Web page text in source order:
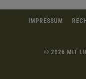
IMPRESSUM
© 2026 MIT